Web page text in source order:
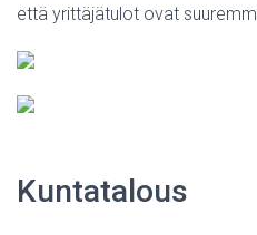
että yrittäjätulot ovat
Kuntatalous